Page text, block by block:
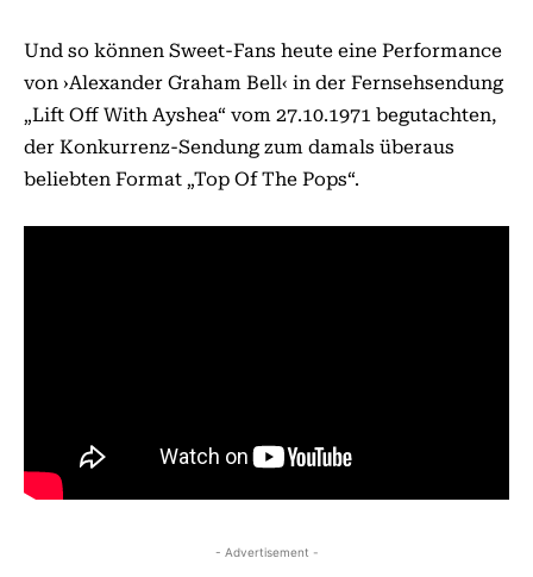
Und so können Sweet-Fans heute eine Performance
von ›Alexander Graham Bell‹ in der Fernsehsendung
„Lift Off With Ayshea“ vom 27.10.1971 begutachten,
der Konkurrenz-Sendung zum damals überaus
beliebten Format „Top Of The Pops“.
- Advertisement -